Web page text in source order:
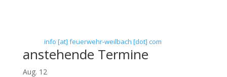
info [at] feuerwehr-weilbach [dot] com
anstehende Termine
Aug. 12